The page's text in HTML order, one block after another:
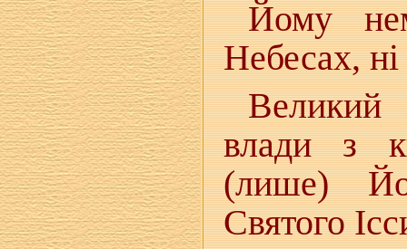
Йому
Небесах,
Великий
влади з
(лише)
Святого